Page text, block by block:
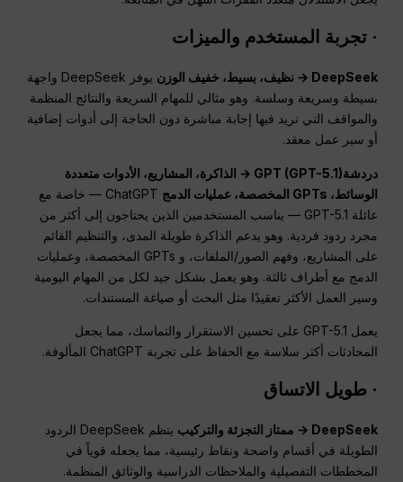
· تجربة المستخدم والميزات
DeepSeek → نظيف، بسيط، خفيف الوزن
يوفر DeepSeek واجهة
بسيطة وسريعة وسلسة. وهو مثالي للمهام السريعة والنتائج المنظمة
والمواقف التي تريد فيها إجابة مباشرة دون الحاجة إلى أدوات إضافية
أو سير عمل معقد.
دردشةGPT
(GPT-5.1) → الذاكرة، المشاريع، الأدوات متعددة
الوسائط، GPTs المخصصة، عمليات الدمج
ChatGPT — خاصة مع
عائلة GPT-5.1 — يناسب المستخدمين الذين يحتاجون إلى أكثر من
مجرد ردود فردية. وهو يدعم الذاكرة طويلة المدى، والتنظيم القائم
على المشاريع، وفهم الصور/الملفات، و GPTs المخصصة، وعمليات
الدمج مع أطراف ثالثة. وهو يعمل بشكل جيد لكل من المهام اليومية
وسير العمل الأكثر تعقيدًا مثل البحث أو صياغة المستندات.
يعمل GPT-5.1 على تحسين الاستقرار والتماسك، مما يجعل
المحادثات أكثر سلاسة مع الحفاظ على تجربة ChatGPT المألوفة.
· طويل الاتساق
DeepSeek → ممتاز التجزئة والتركيب
ينظم DeepSeek الردود
الطويلة في أقسام واضحة ونقاط رئيسية، مما يجعله قوياً في
المخططات التفصيلية والملاحظات الدراسية والوثائق المنظمة.